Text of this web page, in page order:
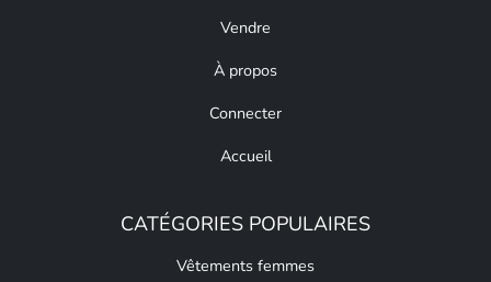
Vendre
À propos
Connecter
Accueil
CATÉGORIES POPULAIRES
Vêtements femmes